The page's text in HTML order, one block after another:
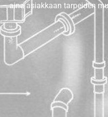
– aina asiakkaan tarpeiden